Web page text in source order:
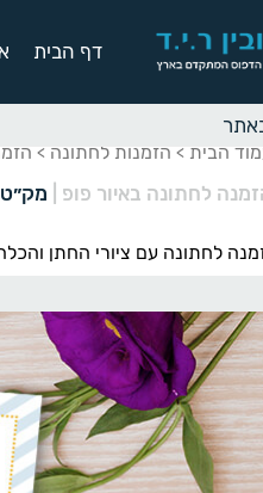
דף הבית
הבית > הזמנות לחתונה >
לחתונה באיור פופ מק״ט 12019
לחתונה עם ציורי החתן